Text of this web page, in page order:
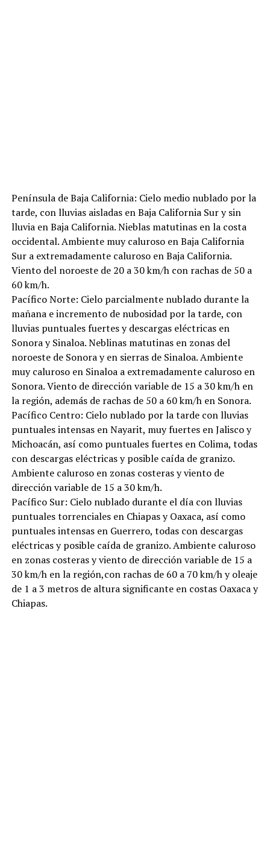
Península de Baja California: Cielo medio nublado por la
tarde, con lluvias aisladas en Baja California Sur y sin
lluvia en Baja California. Nieblas matutinas en la costa
occidental. Ambiente muy caluroso en Baja California
Sur a extremadamente caluroso en Baja California.
Viento del noroeste de 20 a 30 km/h con rachas de 50 a
60 km/h.
Pacífico Norte: Cielo parcialmente nublado durante la
mañana e incremento de nubosidad por la tarde, con
lluvias puntuales fuertes y descargas eléctricas en
Sonora y Sinaloa. Neblinas matutinas en zonas del
noroeste de Sonora y en sierras de Sinaloa. Ambiente
muy caluroso en Sinaloa a extremadamente caluroso en
Sonora. Viento de dirección variable de 15 a 30 km/h en
la región, además de rachas de 50 a 60 km/h en Sonora.
Pacífico Centro: Cielo nublado por la tarde con lluvias
puntuales intensas en Nayarit, muy fuertes en Jalisco y
Michoacán, así como puntuales fuertes en Colima, todas
con descargas eléctricas y posible caída de granizo.
Ambiente caluroso en zonas costeras y viento de
dirección variable de 15 a 30 km/h.
Pacífico Sur: Cielo nublado durante el día con lluvias
puntuales torrenciales en Chiapas y Oaxaca, así como
puntuales intensas en Guerrero, todas con descargas
eléctricas y posible caída de granizo. Ambiente caluroso
en zonas costeras y viento de dirección variable de 15 a
30 km/h en la región,con rachas de 60 a 70 km/h y oleaje
de 1 a 3 metros de altura significante en costas Oaxaca y
Chiapas.